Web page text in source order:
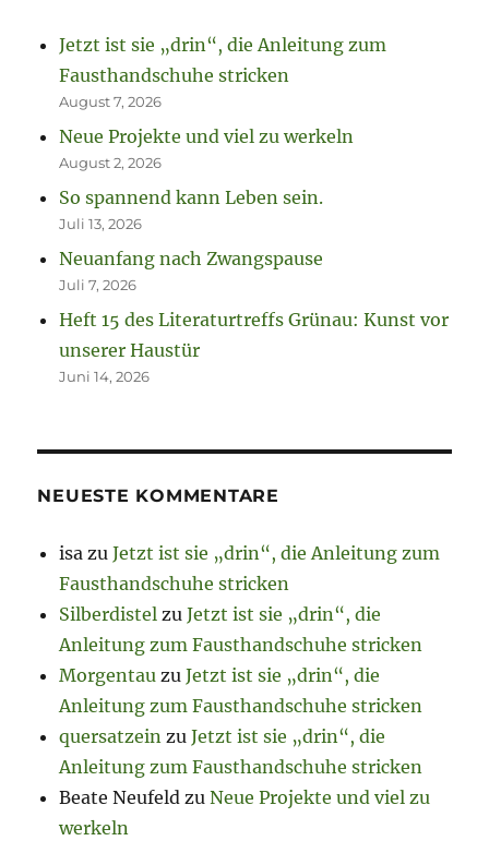
Jetzt ist sie „drin“, die Anleitung zum
Fausthandschuhe stricken
August 7, 2026
Neue Projekte und viel zu werkeln
August 2, 2026
So spannend kann Leben sein.
Juli 13, 2026
Neuanfang nach Zwangspause
Juli 7, 2026
Heft 15 des Literaturtreffs Grünau: Kunst vor
unserer Haustür
Juni 14, 2026
NEUESTE KOMMENTARE
isa zuJetzt ist sie „drin“, die Anleitung zum
Fausthandschuhe stricken
Silberdistel zuJetzt ist sie „drin“, die
Anleitung zum Fausthandschuhe stricken
Morgentau zuJetzt ist sie „drin“, die
Anleitung zum Fausthandschuhe stricken
quersatzein zuJetzt ist sie „drin“, die
Anleitung zum Fausthandschuhe stricken
Beate Neufeld zuNeue Projekte und viel zu
werkeln